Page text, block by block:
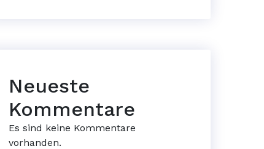
Neueste
Kommentare
Es sind keine Kommentare
vorhanden.